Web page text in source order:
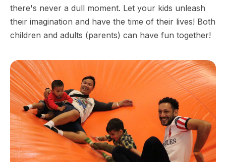
there's never a dull moment. Let your kids unleash
their imagination and have the time of their lives! Both
children and adults (parents) can have fun together!